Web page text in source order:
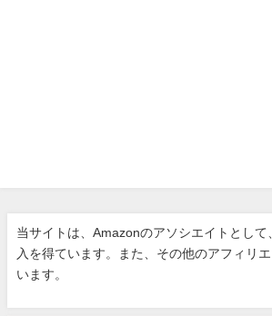
当サイトは、Amazonのアソシエイトとして
入を得ています。また、その他のアフィリ
います。